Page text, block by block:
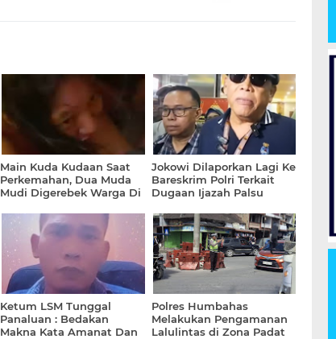
Main Kuda Kudaan Saat
Perkemahan, Dua Muda
Mudi Digerebek Warga Di
Jokowi Dilaporkan Lagi Ke
Bareskrim Polri Terkait
Dugaan Ijazah Palsu
Ketum LSM Tunggal
Panaluan : Bedakan
Makna Kata Amanat Dan
Polres Humbahas
Melakukan Pengamanan
Lalulintas di Zona Padat